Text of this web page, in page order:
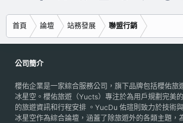
首頁 論壇 站務發展 聯盟行銷
公司簡介
櫻佑企業是一家綜合服務公司，旗下品牌包括櫻佑旅
冰星空。櫻佑旅遊（Yucts）專注於為用戶規劃完美
的旅遊資訊和行程安排 。YucDu 佑瑄則致力於技術
冰星空作為綜合論壇，涵蓋了除旅遊外的各類主題，